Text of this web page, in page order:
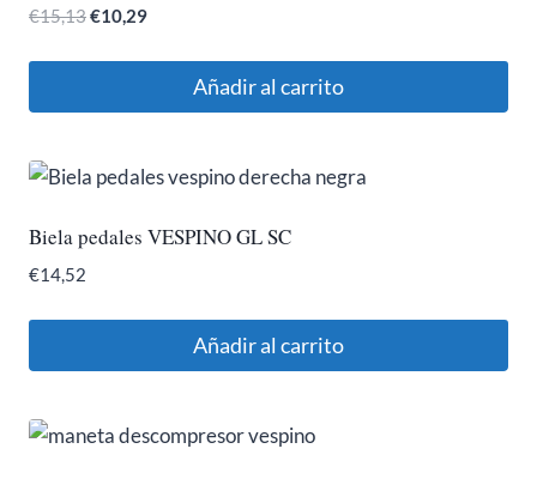
€15,13El
€10,29El
Añadir al carrito
Biela pedales VESPINO GL SC
€14,52
Añadir al carrito